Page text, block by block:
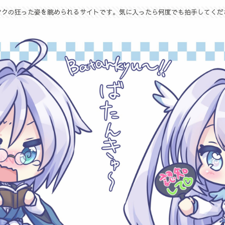
の狂った姿を眺められるサイトです。気に入ったら何度でも拍手してく